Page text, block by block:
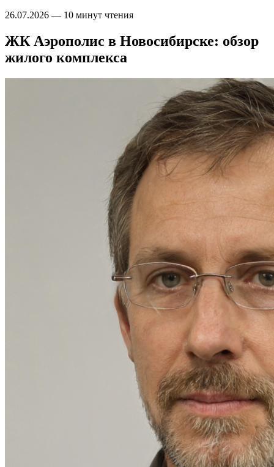
26.07.2026 — 10 минут чтения
ЖК Аэрополис в Новосибирске: обзор
жилого комплекса